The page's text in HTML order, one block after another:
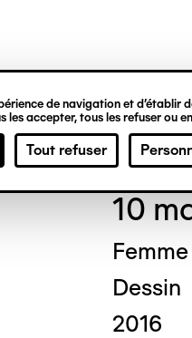
de navigation et d’établir
accepter, tous les refuser ou
Tout refuser
10
Dessin
2016